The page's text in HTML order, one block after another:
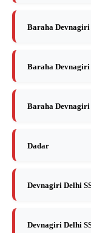
Baraha Devnagiri
Baraha
Baraha Devnagiri
Dadar
Devnagiri Delhi
Devnagiri Delhi